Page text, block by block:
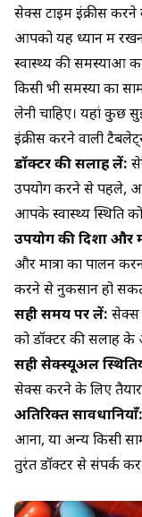
सेक्स टाइम इंक्रीस
आपको यह ध्यान में
स्वास्थ्य की समस्याओं
किसी भी समस्या का
लेनी चाहिए। यहां कुछ
इंक्रीस करने वाली
डॉक्टर की सलाह लें:
उपयोग करने से पहले,
आपके स्वास्थ्य स्थिति
उपयोग की दिशा और
और मात्रा का पालन
करने से नुकसान हो
सही समय पर लें: सेक्स
को डॉक्टर की सलाह
सही सेक्स्यूअल
सेक्स करने के लिए तैयार
अतिरिक्त सावधानियाँ:
आना, या अन्य किसी
तुरंत डॉक्टर से संपर्क